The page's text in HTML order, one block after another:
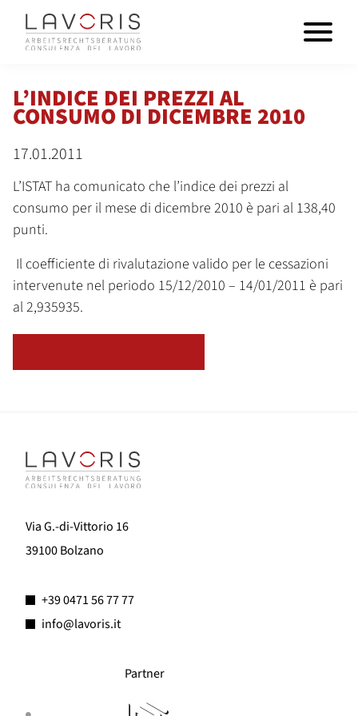
L’INDICE DEI PREZZI AL
CONSUMO DI DICEMBRE 2010
17.01.2011
L’ISTAT ha comunicato che l’indice dei prezzi al
consumo per il mese di dicembre 2010 è pari al 138,40
punti.
Il coefficiente di rivalutazione valido per le cessazioni
intervenute nel periodo 15/12/2010 – 14/01/2011 è pari
al 2,935935.
Via G.-di-Vittorio 16
39100 Bolzano
+39 0471 56 77 77
info@lavoris.it
Partner